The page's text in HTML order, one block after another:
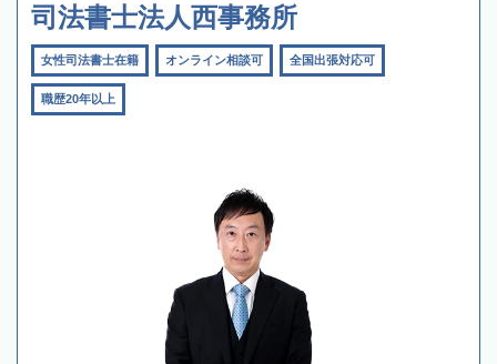
司法書士法人西事務所
女性司法書士在籍 オンライン相談可 全国出張対応可
職歴20年以上